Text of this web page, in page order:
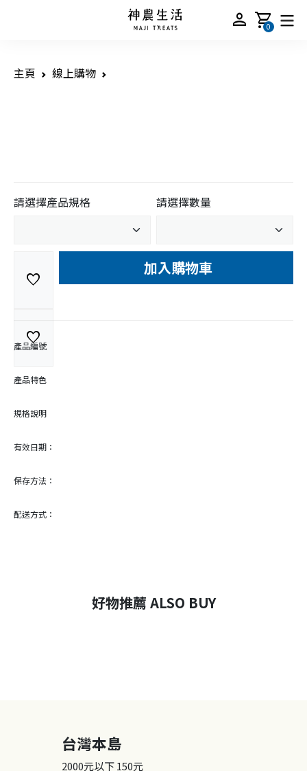
person shopping_cart
0
主頁 線上購物
請選擇產品規格 請選擇數量
favorite
favorite
加入購物車
產品編號
產品特色
規格說明
有效日期：
保存方法：
配送方式：
好物推薦 ALSO BUY
台灣本島
2000元以下150元